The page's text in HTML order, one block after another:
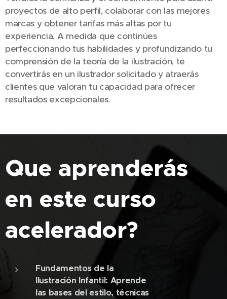
proyectos de alto perfil, colaborar con las mejores
marcas y obtener tarifas más altas por tu
experiencia. A medida que continúes
perfeccionando tus habilidades y profundizando tu
comprensión de la teoría de la ilustración, te
convertirás en un ilustrador solicitado y atraerás
clientes que valoran tu capacidad para ofrecer
resultados excepcionales.
Que aprenderás
en este curso
acelerador?
Fundamentos de la
Ilustración Infantil: Aprende
las bases del estilo, técnicas